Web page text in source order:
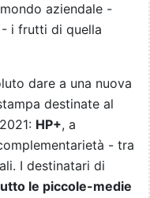
aziendale -
i frutti di quella
dare a una nuova
destinate al
HP+, a
- tra
I destinatari di
le piccole-medie